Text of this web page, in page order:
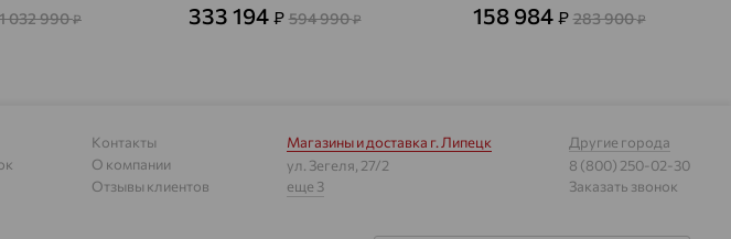
1 032 990₽ 333 194 ₽ 594 990₽ 158 984 ₽ 283 900₽
Контакты
О компании
Отзывы клиентов
Магазины и доставка г. Липецк
ул. Зегеля, 27/2
еще 3
Другие города
8 (800) 250-02-30
Заказать звонок
доставка